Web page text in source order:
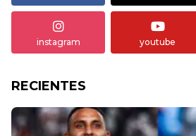
instagram youtube
RECIENTES